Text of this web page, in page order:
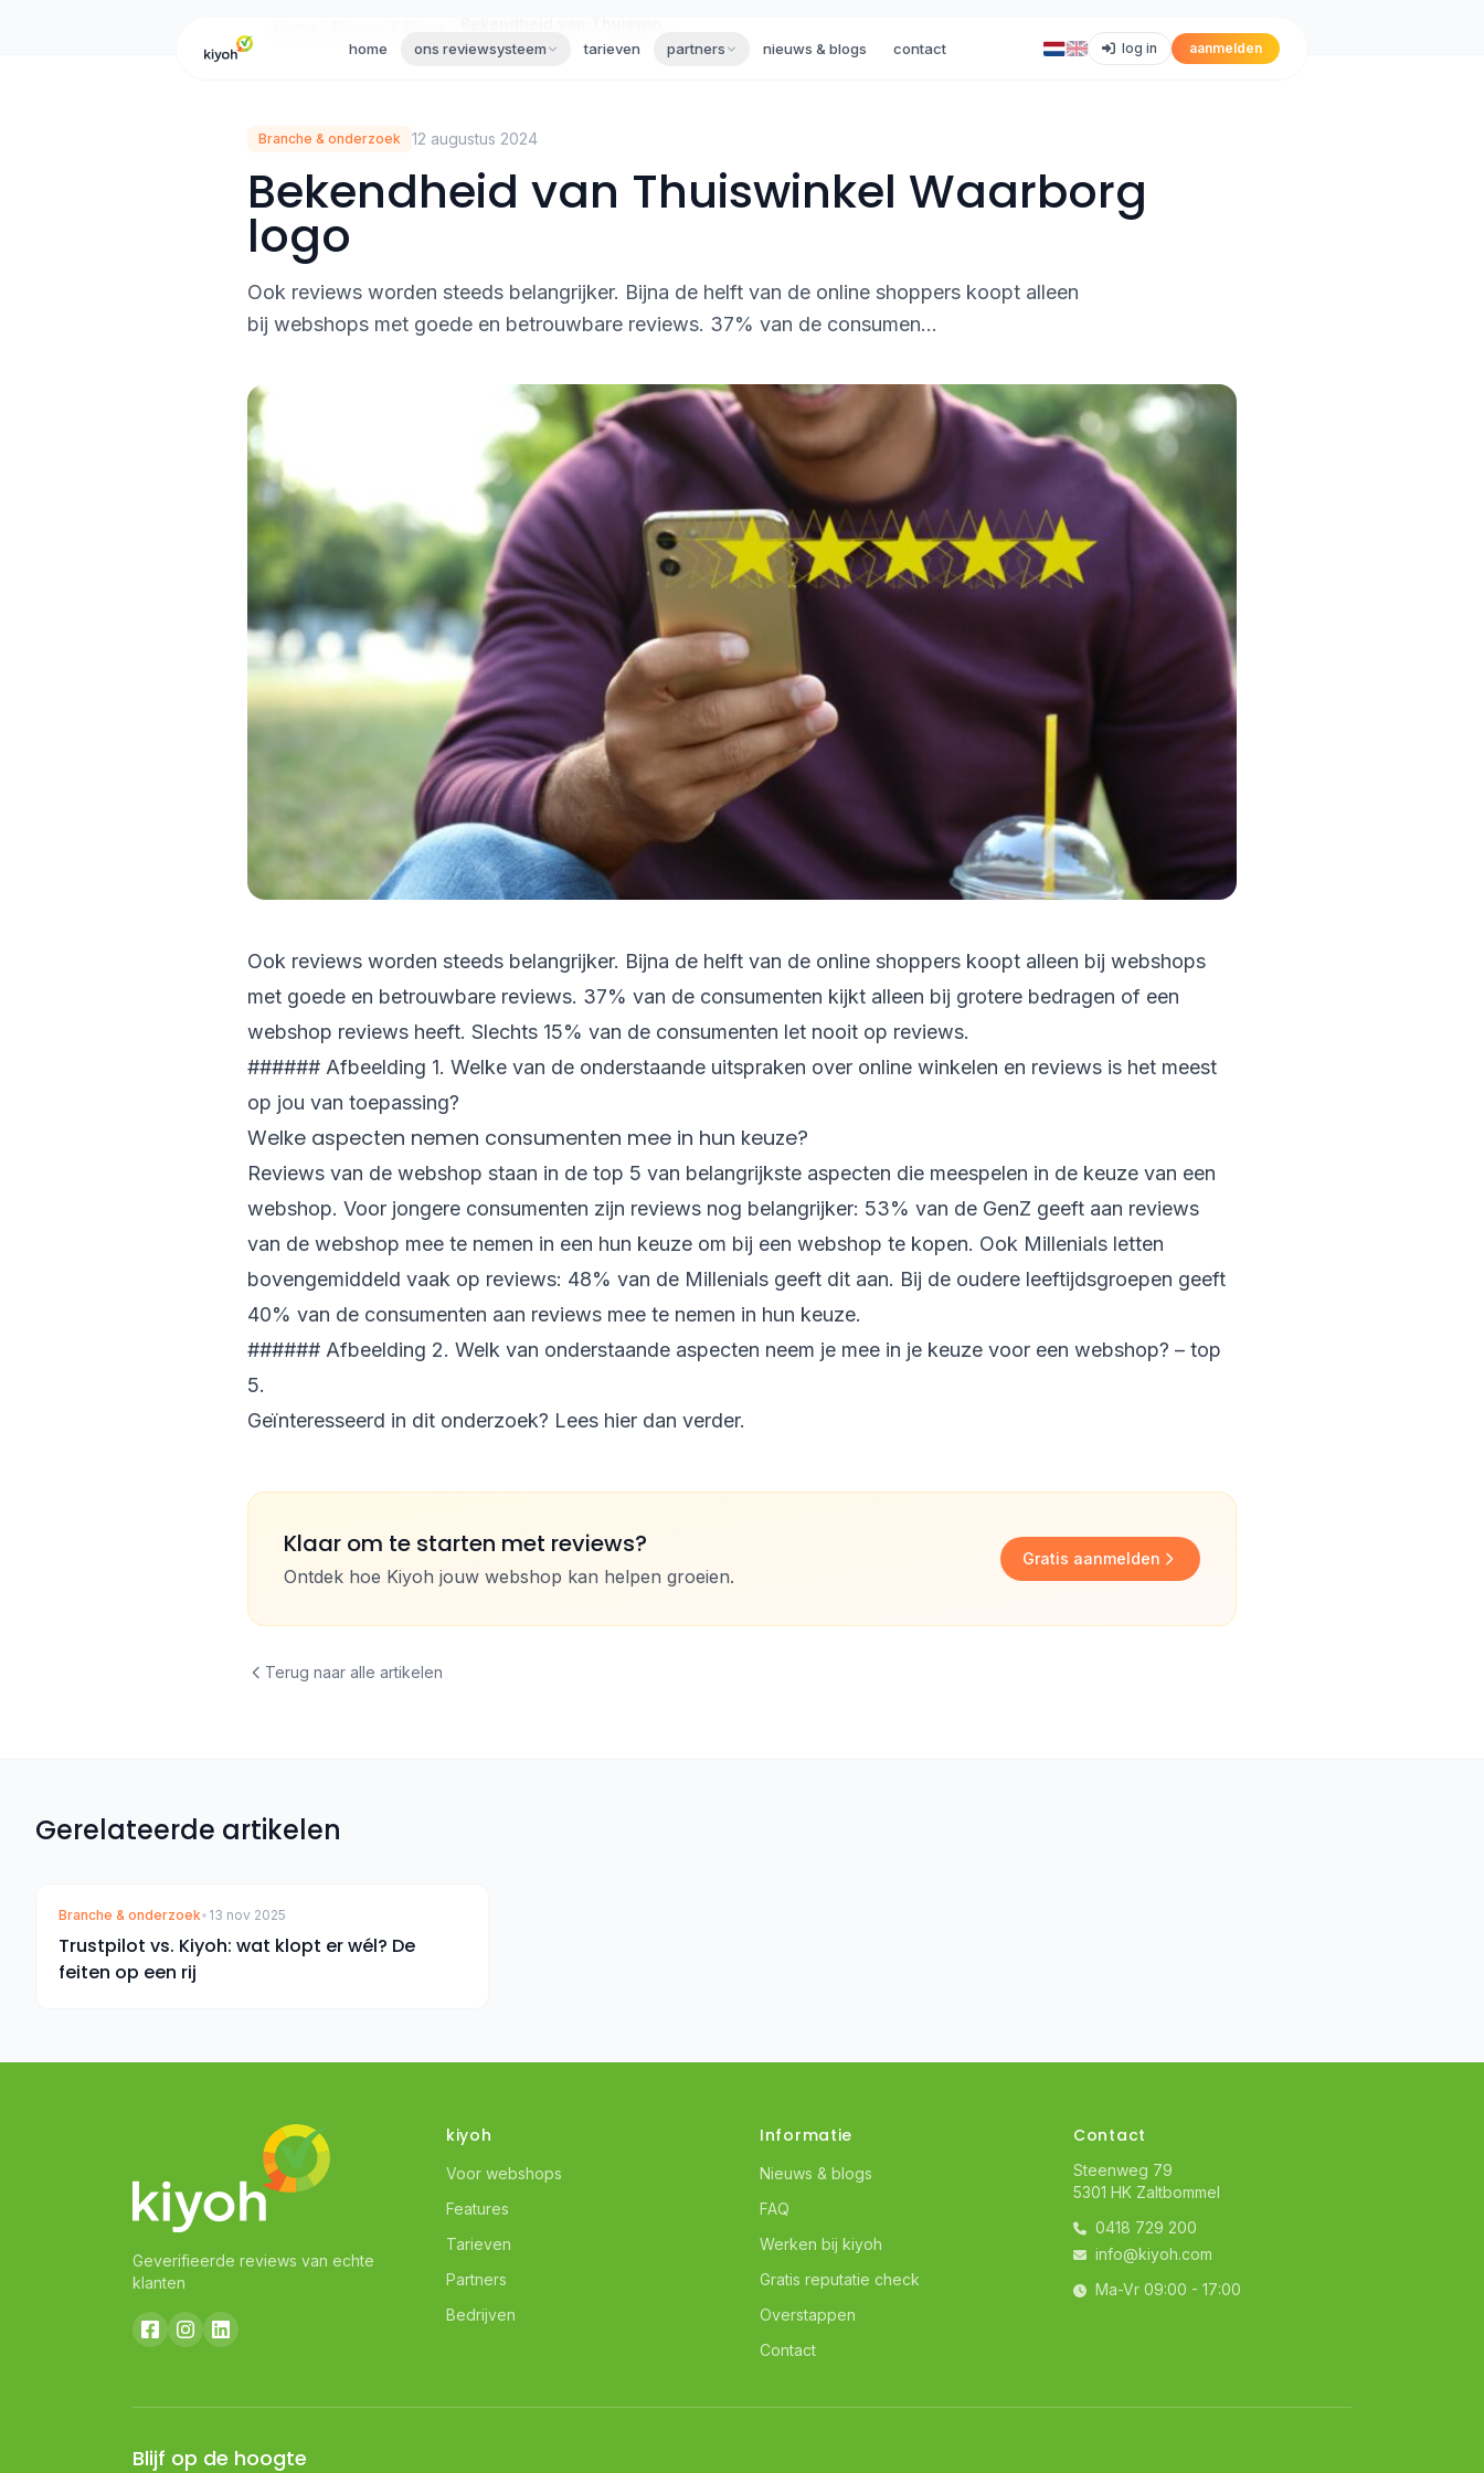
home ons reviewsysteem tarieven partners nieuws & blogs contact log in aanmelden
Branche & onderzoek 12 augustus 2024
Bekendheid van Thuiswinkel Waarborg
logo
Ook reviews worden steeds belangrijker. Bijna de helft van de online shoppers koopt alleen
bij webshops met goede en betrouwbare reviews. 37% van de consumen...
Ook reviews worden steeds belangrijker. Bijna de helft van de online shoppers koopt alleen bij webshops
met goede en betrouwbare reviews. 37% van de consumenten kijkt alleen bij grotere bedragen of een
webshop reviews heeft. Slechts 15% van de consumenten let nooit op reviews.
###### Afbeelding 1. Welke van de onderstaande uitspraken over online winkelen en reviews is het meest
op jou van toepassing?
Welke aspecten nemen consumenten mee in hun keuze?
Reviews van de webshop staan in de top 5 van belangrijkste aspecten die meespelen in de keuze van een
webshop. Voor jongere consumenten zijn reviews nog belangrijker: 53% van de GenZ geeft aan reviews
van de webshop mee te nemen in een hun keuze om bij een webshop te kopen. Ook Millenials letten
bovengemiddeld vaak op reviews: 48% van de Millenials geeft dit aan. Bij de oudere leeftijdsgroepen geeft
40% van de consumenten aan reviews mee te nemen in hun keuze.
###### Afbeelding 2. Welk van onderstaande aspecten neem je mee in je keuze voor een webshop? – top
5.
Geïnteresseerd in dit onderzoek? Lees hier dan verder.
Klaar om te starten met reviews?
Ontdek hoe Kiyoh jouw webshop kan helpen groeien.
Gratis aanmelden
Terug naar alle artikelen
Gerelateerde artikelen
Branche & onderzoek• 13 nov 2025
Trustpilot vs. Kiyoh: wat klopt er wél? De
feiten op een rij
Geverifieerde reviews van echte
klanten
kiyoh
Voor webshops
Features
Tarieven
Partners
Bedrijven
Informatie
Nieuws & blogs
FAQ
Werken bij kiyoh
Gratis reputatie check
Overstappen
Contact
Contact
Steenweg 79
5301 HK Zaltbommel
0418 729 200
info@kiyoh.com
Ma-Vr 09:00 - 17:00
Blijf op de hoogte